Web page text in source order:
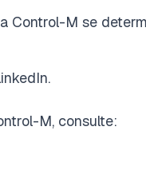
Control-M se
M, consulte: